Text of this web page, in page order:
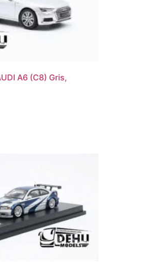
A6 (C8) Gris,